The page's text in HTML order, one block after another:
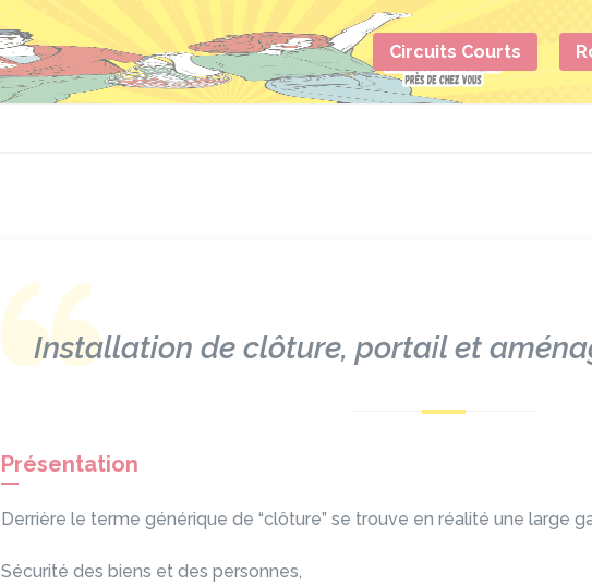
Circuits Courts
Installation de clôture, portail et
Présentation
Derrière le terme générique de “clôture” se trouve en réalité une large
Sécurité des biens et des personnes,